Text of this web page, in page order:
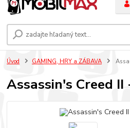
Úvod GAMING, HRY a ZÁBAVA
Assassin's Creed II